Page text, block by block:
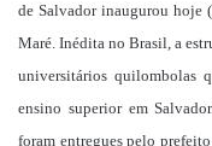
de Salvador inaugurou hoje
Maré. Inédita no Brasil, a
universitários quilombolas
ensino superior em
foram entregues pelo